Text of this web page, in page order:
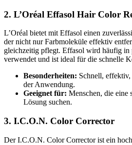
2. L’Oréal Effasol Hair Color
L’Oréal bietet mit Effasol einen
der nicht nur Farbmoleküle effektiv
gleichzeitig pflegt. Effasol wird häufig in
verwendet und ist ideal für die schnelle
Besonderheiten: Schnell,
der Anwendung.
Geeignet für: Menschen, die eine
Lösung suchen.
3. I.C.O.N. Color Corrector
Der I.C.O.N. Color Corrector ist ein